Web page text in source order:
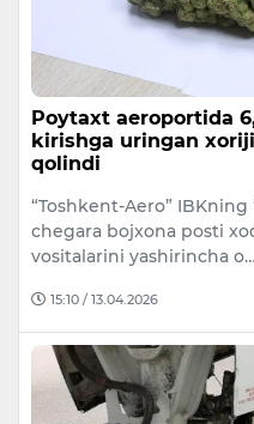
Poytaxt aeroportida
kirishga uringan
qolindi
“Toshkent-Aero”
chegara bojxona posti
vositalarini yashirincha o…
15:10 / 13.04.2026